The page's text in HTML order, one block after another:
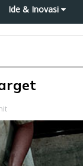
Ide & Inovasi